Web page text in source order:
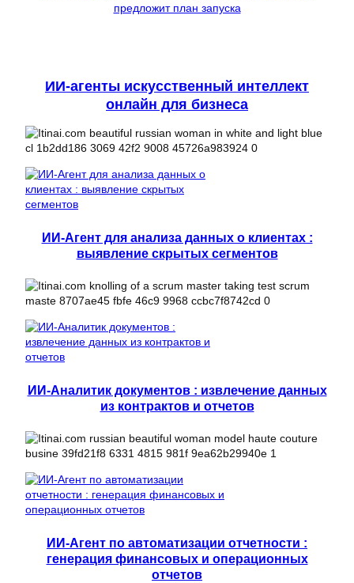
предложит план запуска
ИИ-агенты искусственный интеллект
онлайн для бизнеса
ИИ-Агент для анализа данных о клиентах :
выявление скрытых сегментов
ИИ-Аналитик документов : извлечение данных
из контрактов и отчетов
ИИ-Агент по автоматизации отчетности :
генерация финансовых и операционных
отчетов